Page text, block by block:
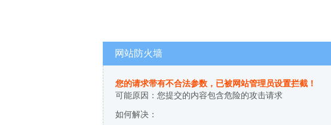
网站防火墙
您的请求带有不合法参数，已被网站管理员设置拦截！
可能原因：您提交的内容包含危险的攻击请求
如何解决：